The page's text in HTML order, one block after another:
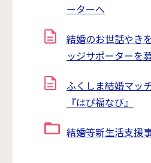
ーターへ
結婚のお世話やき
ッジサポーターを
ふくしま結婚マッ
『はぴ福なび』
結婚等新生活支援